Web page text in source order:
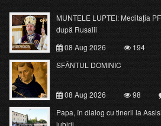
MUNTELE LUPTEI: Meditația
după Rusalii
08 Aug 2026
194
SFÂNTUL DOMINIC
08 Aug 2026 98
Papa, în dialog cu tinerii la